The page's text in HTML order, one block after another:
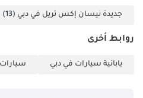
جديدة نيسان إكس تريل في دبي (13)
روابط أخرى
يابانية سيارات في دبي سيارات